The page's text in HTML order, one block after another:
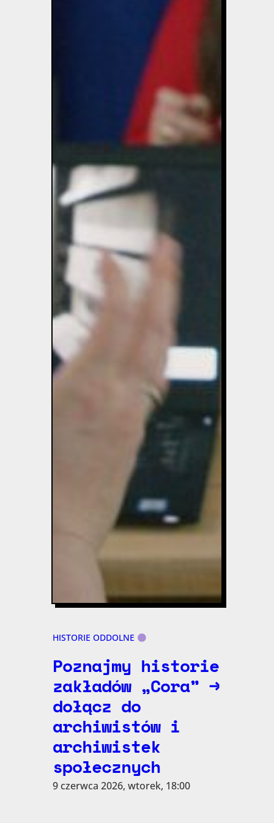
HISTORIE ODDOLNE
Poznajmy historie
zakładów „Cora” →
dołącz do
archiwistów i
archiwistek
społecznych
9 czerwca 2026, wtorek, 18:00